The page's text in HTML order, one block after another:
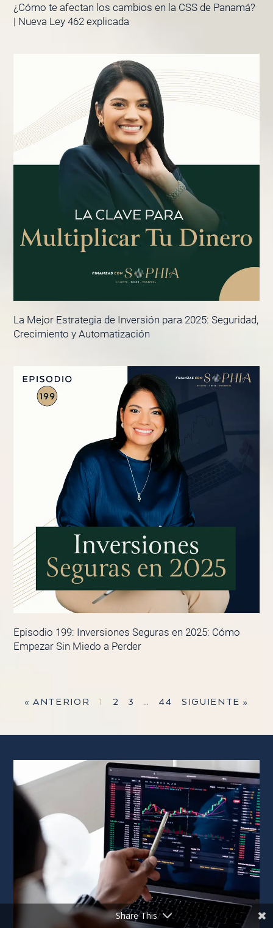
¿Cómo te afectan los cambios en la CSS de Panamá?
| Nueva Ley 462 explicada
La Mejor Estrategia de Inversión para 2025: Seguridad,
Crecimiento y Automatización
Episodio 199: Inversiones Seguras en 2025: Cómo
Empezar Sin Miedo a Perder
« ANTERIOR 1 2 3 … 44 SIGUIENTE »
Share This